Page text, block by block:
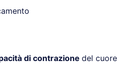
di contrazione del cuore